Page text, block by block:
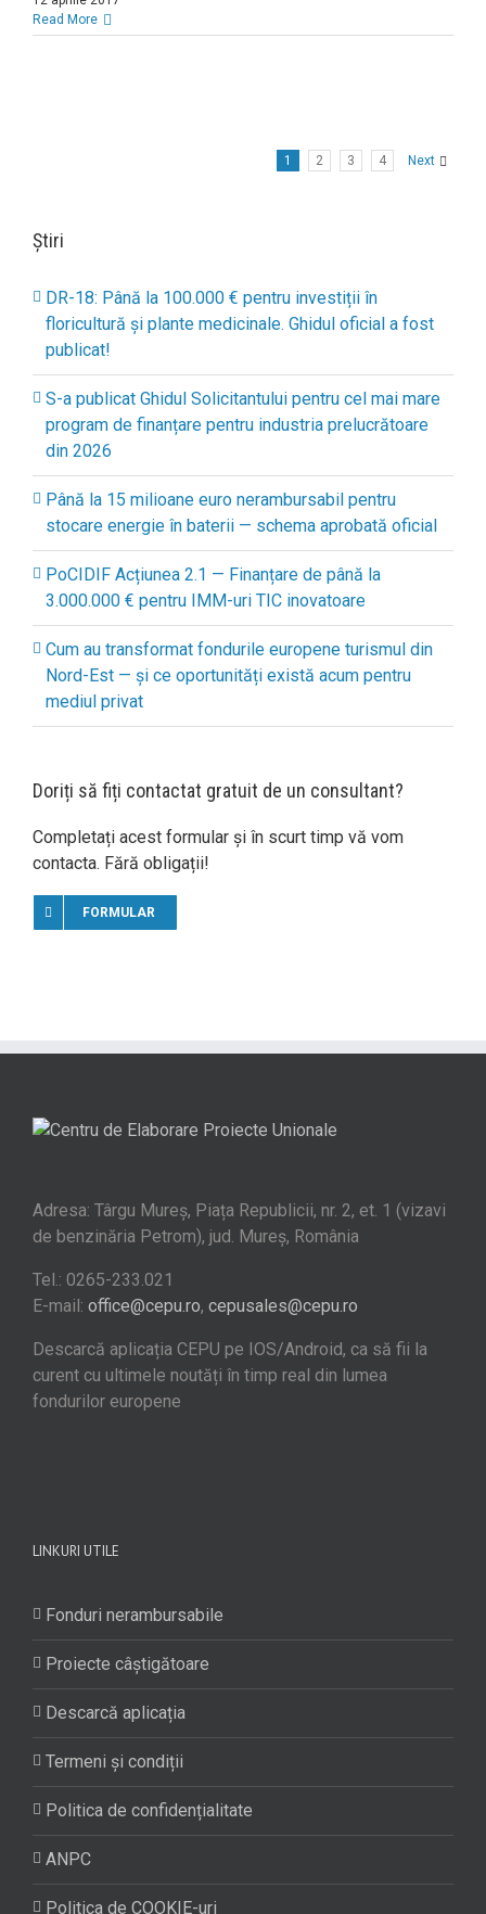
Read More
1 2 3 4 Next
Știri
DR-18: Până la 100.000 € pentru investiții în
floricultură și plante medicinale. Ghidul oficial a fost
publicat!
S-a publicat Ghidul Solicitantului pentru cel mai mare
program de finanțare pentru industria prelucrătoare
din 2026
Până la 15 milioane euro nerambursabil pentru
stocare energie în baterii — schema aprobată oficial
PoCIDIF Acțiunea 2.1 — Finanțare de până la
3.000.000 € pentru IMM-uri TIC inovatoare
Cum au transformat fondurile europene turismul din
Nord-Est — și ce oportunități există acum pentru
mediul privat
Doriți să fiți contactat gratuit de un consultant?
Completați acest formular și în scurt timp vă vom
contacta. Fără obligații!
FORMULAR
Adresa: Târgu Mureș, Piața Republicii, nr. 2, et. 1 (vizavi
de benzinăria Petrom), jud. Mureș, România
Tel.: 0265-233.021
E-mail: office@cepu.ro, cepusales@cepu.ro
Descarcă aplicația CEPU pe IOS/Android, ca să fii la
curent cu ultimele noutăți în timp real din lumea
fondurilor europene
LINKURI UTILE
Fonduri nerambursabile
Proiecte câștigătoare
Descarcă aplicația
Termeni și condiții
Politica de confidențialitate
ANPC
Politica de COOKIE-uri